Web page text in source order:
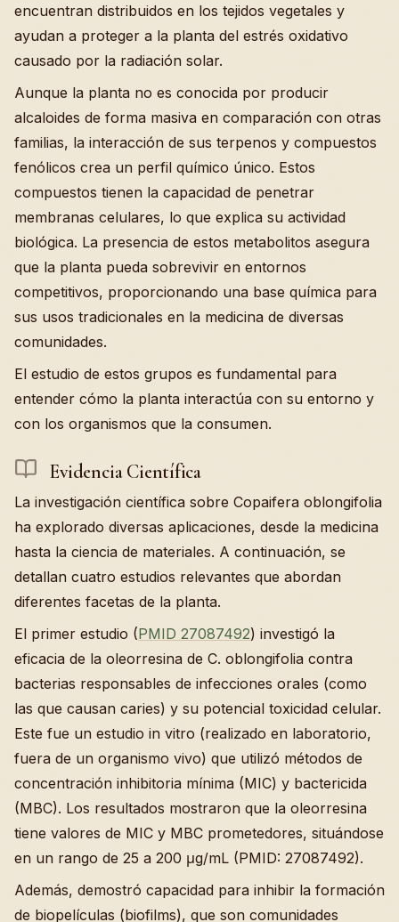
encuentran distribuidos en los tejidos vegetales y
ayudan a proteger a la planta del estrés oxidativo
causado por la radiación solar.
Aunque la planta no es conocida por producir
alcaloides de forma masiva en comparación con otras
familias, la interacción de sus terpenos y compuestos
fenólicos crea un perfil químico único. Estos
compuestos tienen la capacidad de penetrar
membranas celulares, lo que explica su actividad
biológica. La presencia de estos metabolitos asegura
que la planta pueda sobrevivir en entornos
competitivos, proporcionando una base química para
sus usos tradicionales en la medicina de diversas
comunidades.
El estudio de estos grupos es fundamental para
entender cómo la planta interactúa con su entorno y
con los organismos que la consumen.
Evidencia Científica
La investigación científica sobre Copaifera oblongifolia
ha explorado diversas aplicaciones, desde la medicina
hasta la ciencia de materiales. A continuación, se
detallan cuatro estudios relevantes que abordan
diferentes facetas de la planta.
El primer estudio (PMID 27087492) investigó la
eficacia de la oleorresina de C. oblongifolia contra
bacterias responsables de infecciones orales (como
las que causan caries) y su potencial toxicidad celular.
Este fue un estudio in vitro (realizado en laboratorio,
fuera de un organismo vivo) que utilizó métodos de
concentración inhibitoria mínima (MIC) y bactericida
(MBC). Los resultados mostraron que la oleorresina
tiene valores de MIC y MBC prometedores, situándose
en un rango de 25 a 200 μg/mL (PMID: 27087492).
Además, demostró capacidad para inhibir la formación
de biopelículas (biofilms), que son comunidades